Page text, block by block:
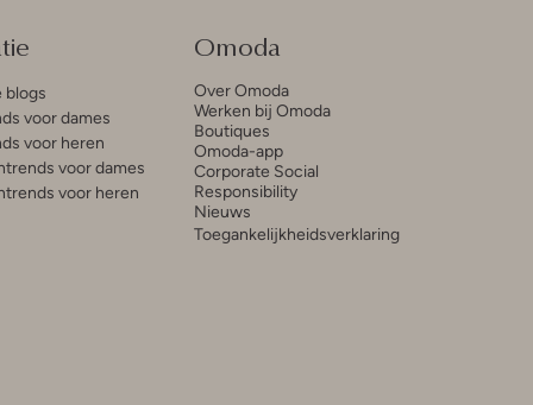
blogs
voor dames
voor heren
voor dames
voor heren
Omoda
Over Omoda
Werken bij Omoda
Boutiques
Omoda-app
Corporate Social
Responsibility
Nieuws
Toegankelijkheidsverklaring